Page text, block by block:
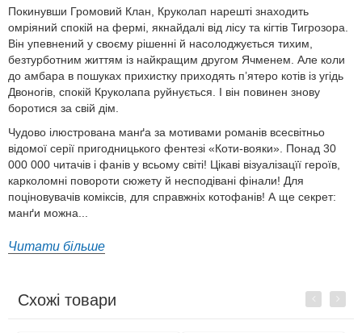
Покинувши Громовий Клан, Круколап нарешті знаходить
омріяний спокій на фермі, якнайдалі від лісу та кігтів Тигрозора.
Він упевнений у своєму рішенні й насолоджується тихим,
безтурботним життям із найкращим другом Ячменем. Але коли
до амбара в пошуках прихистку приходять п’ятеро котів із угідь
Двоногів, спокій Круколапа руйнується. І він повинен знову
боротися за свій дім.
Чудово ілюстрована манґа за мотивами романів всесвітньо
відомої серії пригодницького фентезі «Коти-вояки». Понад 30
000 000 читачів і фанів у всьому світі! Цікаві візуалізацїї героїв,
карколомні повороти сюжету й несподівані фінали! Для
поціновувачів коміксів, для справжніх котофанів! А ще секрет:
манґи можна...
Читати більше
Схожі товари Previous
Next